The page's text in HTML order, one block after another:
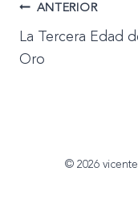
Navegación
de
ANTERIOR
La Tercera Edad
Oro
© 2026